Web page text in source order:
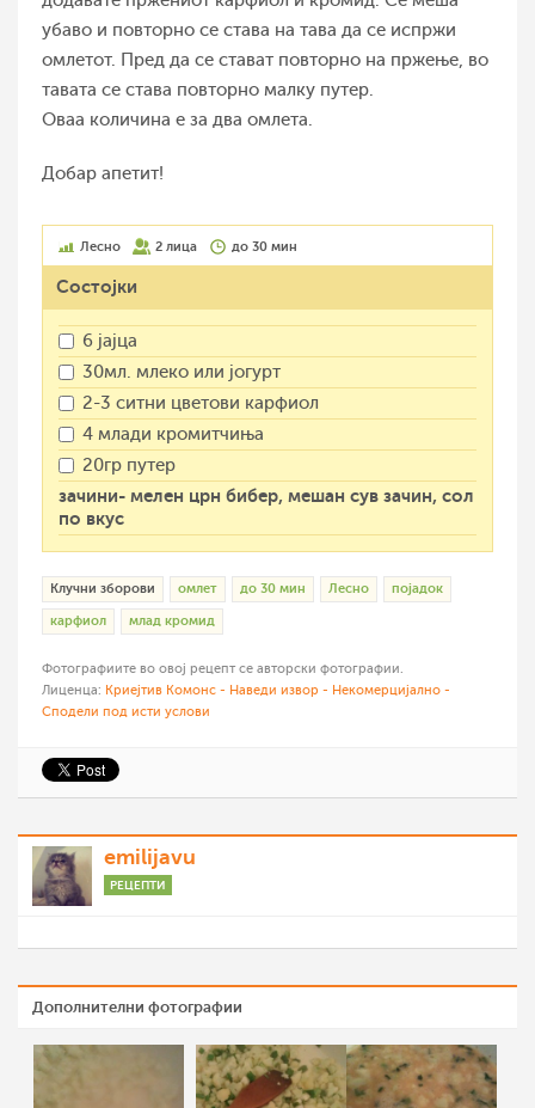
убаво и повторно се става на тава да се испржи
омлетот. Пред да се стават повторно на пржење, во
тавата се става повторно малку путер.
Оваа количина е за два омлета.
Добар апетит!
Лесно 2 лица до 30 мин
Состојки
6 јајца
30мл. млеко или јогурт
2-3 ситни цветови карфиол
4 млади кромитчиња
20гр путер
зачини- мелен црн бибер, мешан сув зачин, сол
по вкус
Клучни зборови омлет до 30 мин Лесно појадок
карфиол млад кромид
Фотографиите во овој рецепт се авторски фотографии.
Лиценца: Криејтив Комонс - Наведи извор - Некомерцијално -
Сподели под исти услови
emilijavu
РЕЦЕПТИ
Дополнителни фотографии